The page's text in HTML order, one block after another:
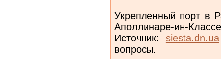
Укрепленный порт в
Аполлинаре-ин-
Источник: siesta.dn.ua
вопросы.